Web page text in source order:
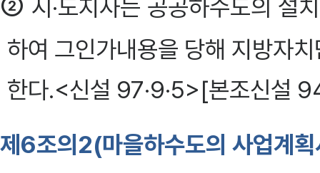
시·도지사는 공공하수도의 설
하여 그인가내용을 당해 지방자
한다.<신설 97·9·5>[본조신설
제6조의2(마을하수도의 사업계